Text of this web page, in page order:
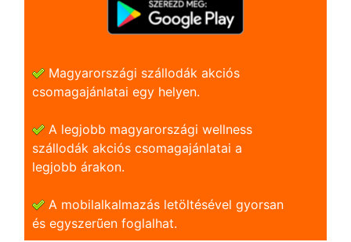
Magyarországi szállodák akciós
csomagajánlatai egy helyen.
A legjobb magyarországi wellness
szállodák akciós csomagajánlatai a
legjobb árakon.
A mobilalkalmazás letöltésével gyorsan
és egyszerũen foglalhat.